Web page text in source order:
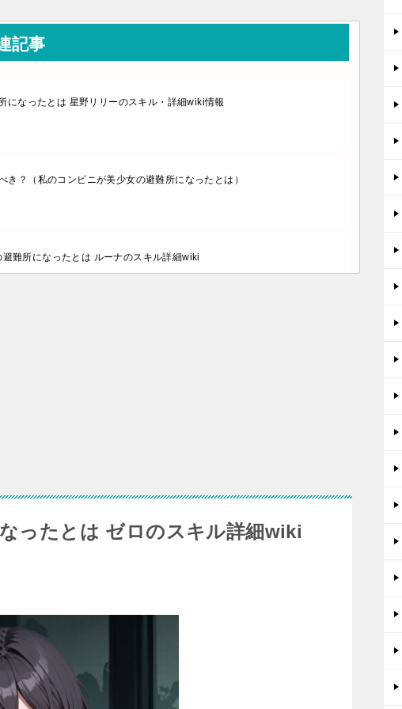
記事
になったとは 星野リリーのスキル・詳細wiki情報
き？（私のコンビニが美少女の避難所になったとは）
難所になったとは ルーナのスキル詳細wiki
ったとは ゼロのスキル詳細wiki